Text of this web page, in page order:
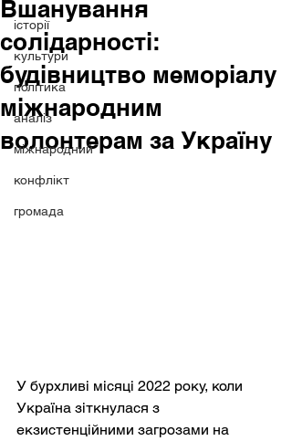
історії
культури
політика
аналіз
міжнародний
конфлікт
громада
Вшанування
солідарності:
будівництво меморіалу
міжнародним
волонтерам за Україну
У бурхливі місяці 2022 року, коли
Україна зіткнулася з
екзистенційними загрозами на